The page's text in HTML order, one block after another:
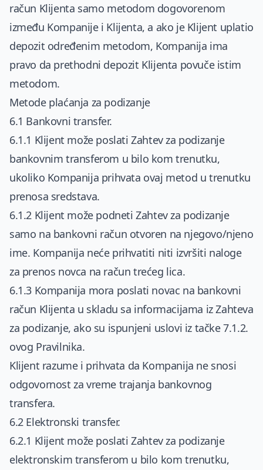
račun Klijenta samo metodom dogovorenom
između Kompanije i Klijenta, a ako je Klijent uplatio
depozit određenim metodom, Kompanija ima
pravo da prethodni depozit Klijenta povuče istim
metodom.
Metode plaćanja za podizanje
6.1 Bankovni transfer.
6.1.1 Klijent može poslati Zahtev za podizanje
bankovnim transferom u bilo kom trenutku,
ukoliko Kompanija prihvata ovaj metod u trenutku
prenosa sredstava.
6.1.2 Klijent može podneti Zahtev za podizanje
samo na bankovni račun otvoren na njegovo/njeno
ime. Kompanija neće prihvatiti niti izvršiti naloge
za prenos novca na račun trećeg lica.
6.1.3 Kompanija mora poslati novac na bankovni
račun Klijenta u skladu sa informacijama iz Zahteva
za podizanje, ako su ispunjeni uslovi iz tačke 7.1.2.
ovog Pravilnika.
Klijent razume i prihvata da Kompanija ne snosi
odgovornost za vreme trajanja bankovnog
transfera.
6.2 Elektronski transfer.
6.2.1 Klijent može poslati Zahtev za podizanje
elektronskim transferom u bilo kom trenutku,